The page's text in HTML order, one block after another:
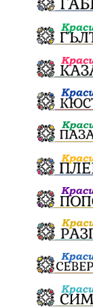
бронзови
в отборната
„Отваряне на
Негодна за
цялостно
и прилежащия
Гражданска
по спортна